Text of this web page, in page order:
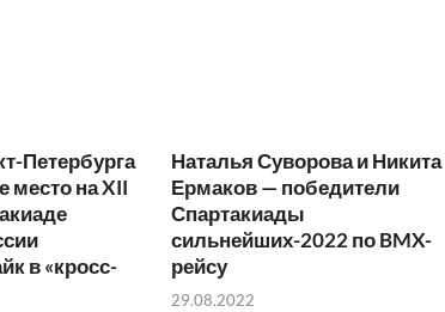
Петербурга
место на XII
в «кросс-
Наталья Суворова и Никита
Ермаков — победители
Спартакиады
сильнейших-2022 по BMX-
рейсу
29.08.2022